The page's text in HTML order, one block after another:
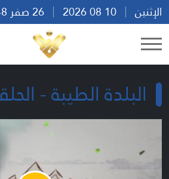
الإثنين
البلدة الطيبة -